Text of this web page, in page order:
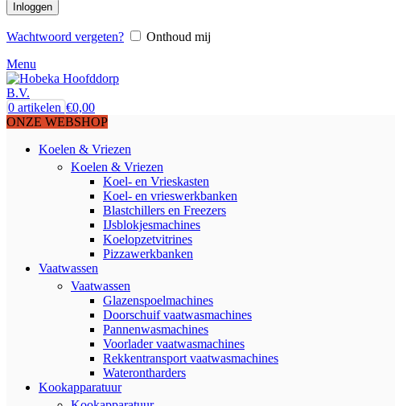
Inloggen
Wachtwoord vergeten?
Onthoud mij
Menu
0 artikelen €0,00
ONZE WEBSHOP
Koelen & Vriezen
Koelen & Vriezen
Koel- en Vrieskasten
Koel- en vrieswerkbanken
Blastchillers en Freezers
IJsblokjesmachines
Koelopzetvitrines
Pizzawerkbanken
Vaatwassen
Vaatwassen
Glazenspoelmachines
Doorschuif vaatwasmachines
Pannenwasmachines
Voorlader vaatwasmachines
Rekkentransport vaatwasmachines
Waterontharders
Kookapparatuur